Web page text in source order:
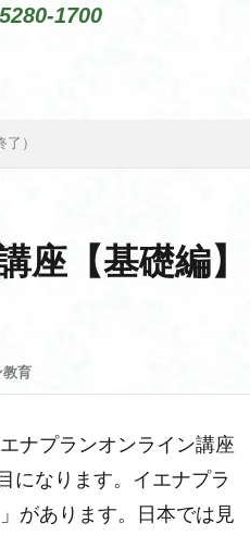
1700
）
座【基礎編】
教育
ナプランオンライン講座
になります。イエナプラ
があります。日本では見